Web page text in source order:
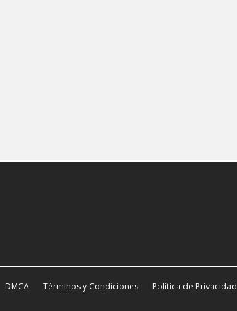
DMCA Términos y Condiciones Política de Privacidad